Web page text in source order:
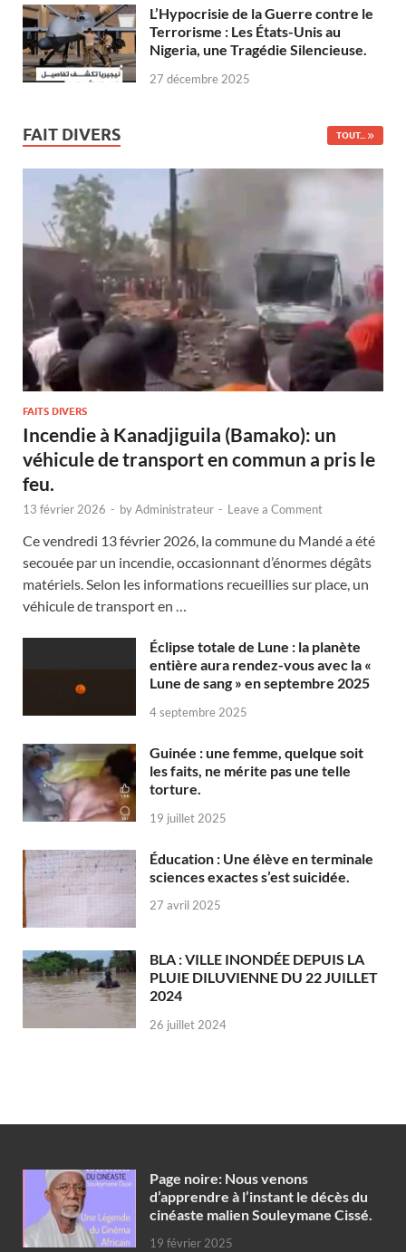
L’Hypocrisie de la Guerre contre le
Terrorisme : Les États-Unis au
Nigeria, une Tragédie Silencieuse.
27 décembre 2025
FAIT DIVERS TOUT...
FAITS DIVERS
Incendie à Kanadjiguila (Bamako): un
véhicule de transport en commun a pris le
feu.
13 février 2026 - byAdministrateur - Leave a Comment
Ce vendredi 13 février 2026, la commune du Mandé a été
secouée par un incendie, occasionnant d’énormes dégâts
matériels. Selon les informations recueillies sur place, un
véhicule de transport en …
Éclipse totale de Lune : la planète
entière aura rendez-vous avec la «
Lune de sang » en septembre 2025
4 septembre 2025
Guinée : une femme, quelque soit
les faits, ne mérite pas une telle
torture.
19 juillet 2025
Éducation : Une élève en terminale
sciences exactes s’est suicidée.
27 avril 2025
BLA : VILLE INONDÉE DEPUIS LA
PLUIE DILUVIENNE DU 22 JUILLET
2024
26 juillet 2024
Page noire: Nous venons
d’apprendre à l’instant le décès du
cinéaste malien Souleymane Cissé.
19 février 2025